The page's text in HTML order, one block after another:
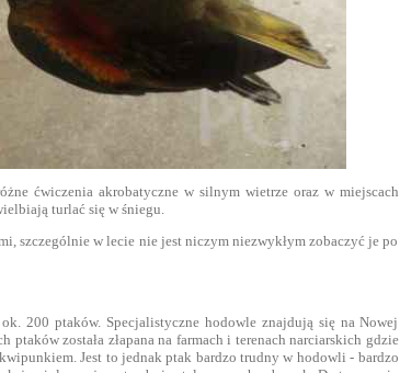
ćwiczenia akrobatyczne w silnym wietrze oraz w miejscach
turlać się w śniegu.
szczególnie w lecie nie jest niczym niezwykłym zobaczyć je po
200 ptaków. Specjalistyczne hodowle znajdują się na Nowej
ptaków została złapana na farmach i terenach narciarskich gdzie
Jest to jednak ptak bardzo trudny w hodowli - bardzo